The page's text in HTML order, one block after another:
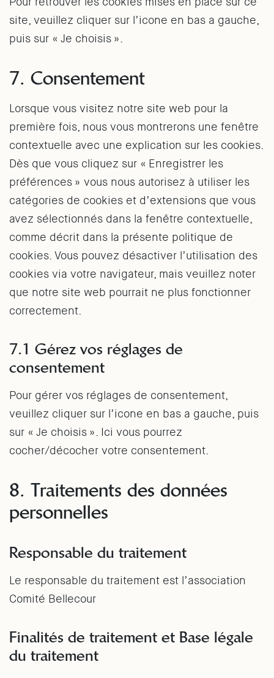
site, veuillez cliquer sur l’icone en bas a gauche,
puis sur « Je choisis ».
7. Consentement
Lorsque vous visitez notre site web pour la
première fois, nous vous montrerons une fenêtre
contextuelle avec une explication sur les cookies.
Dès que vous cliquez sur « Enregistrer les
préférences » vous nous autorisez à utiliser les
catégories de cookies et d’extensions que vous
avez sélectionnés dans la fenêtre contextuelle,
comme décrit dans la présente politique de
cookies. Vous pouvez désactiver l’utilisation des
cookies via votre navigateur, mais veuillez noter
que notre site web pourrait ne plus fonctionner
correctement.
7.1 Gérez vos réglages de
consentement
Pour gérer vos réglages de consentement,
veuillez cliquer sur l’icone en bas a gauche, puis
sur « Je choisis ». Ici vous pourrez
cocher/décocher votre consentement.
8. Traitements des données
personnelles
Responsable du traitement
Le responsable du traitement est l’association
Comité Bellecour
Finalités de traitement et Base légale
du traitement